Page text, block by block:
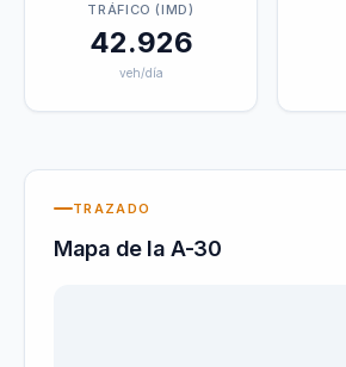
TRÁFICO (IMD)
42.926
veh/día
TRAZADO
Mapa de laA-30